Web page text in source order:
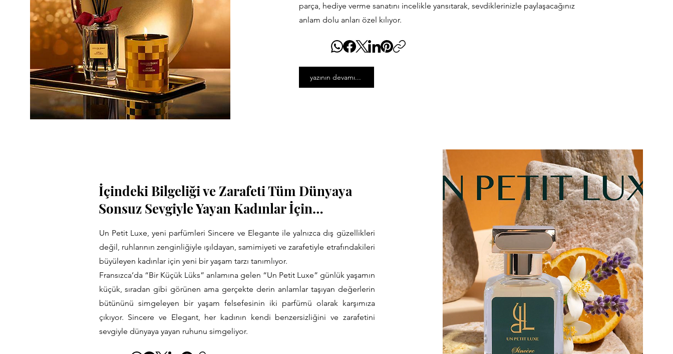
parça, hediye verme sanatını incelikle yansıtarak, sevdiklerinizle paylaşacağınız
anlam dolu anları özel kılıyor.
yazının devamı...
İçindeki Bilgeliği ve Zarafeti Tüm Dünyaya
Sonsuz Sevgiyle Yayan Kadınlar İçin…
Un Petit Luxe, yeni parfümleri Sincere ve Elegante ile yalnızca dış güzellikleri
değil, ruhlarının zenginliğiyle ışıldayan, samimiyeti ve zarafetiyle etrafındakileri
büyüleyen kadınlar için yeni bir yaşam tarzı tanımlıyor.
Fransızca’da “Bir Küçük Lüks” anlamına gelen “Un Petit Luxe” günlük yaşamın
küçük, sıradan gibi görünen ama gerçekte derin anlamlar taşıyan değerlerin
bütününü simgeleyen bir yaşam felsefesinin iki parfümü olarak karşımıza
çıkıyor. Sincere ve Elegant, her kadının kendi benzersizliğini ve zarafetini
sevgiyle dünyaya yayan ruhunu simgeliyor.